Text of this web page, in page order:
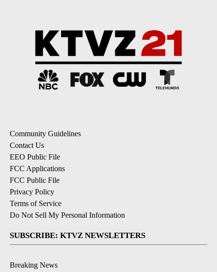
Community Guidelines
Contact Us
EEO Public File
FCC Applications
FCC Public File
Privacy Policy
Terms of Service
Do Not Sell My Personal Information
SUBSCRIBE: KTVZ NEWSLETTERS
Breaking News